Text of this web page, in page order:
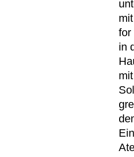
for
in